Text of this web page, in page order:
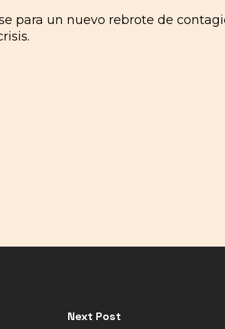
para un nuevo rebrote de
Next Post